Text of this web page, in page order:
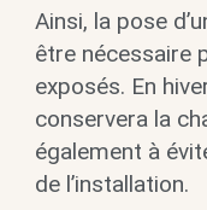
Ainsi, la pose
être nécessaire
exposés. En
conservera la
également à
de l’installation.